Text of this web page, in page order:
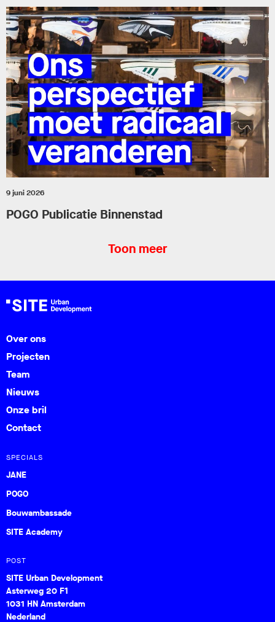
9 juni 2026
POGO Publicatie Binnenstad
Toon meer
Over ons
Projecten
Team
Nieuws
Onze bril
Contact
SPECIALS
JANE
POGO
Bouwambassade
SITE Academy
POST
SITE Urban Development
Asterweg 20 F1
1031 HN Amsterdam
Nederland